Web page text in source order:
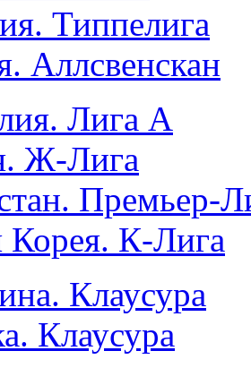
Типпелига
Аллсвенскан
Лига А
Ж-Лига
Премьер-
К-Лига
Клаусура
Клаусура